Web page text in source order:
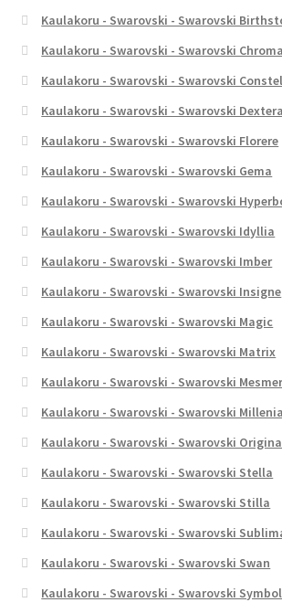
Kaulakoru - Swarovski - Swarovski
Kaulakoru - Swarovski - Swarovski Chroma
Kaulakoru - Swarovski - Swarovski
Kaulakoru - Swarovski - Swarovski Dextera
Kaulakoru - Swarovski - Swarovski Florere
Kaulakoru - Swarovski - Swarovski Gema
Kaulakoru - Swarovski - Swarovski
Kaulakoru - Swarovski - Swarovski Idyllia
Kaulakoru - Swarovski - Swarovski Imber
Kaulakoru - Swarovski - Swarovski Insigne
Kaulakoru - Swarovski - Swarovski Magic
Kaulakoru - Swarovski - Swarovski Matrix
Kaulakoru - Swarovski - Swarovski
Kaulakoru - Swarovski - Swarovski Millenia
Kaulakoru - Swarovski - Swarovski
Kaulakoru - Swarovski - Swarovski Stella
Kaulakoru - Swarovski - Swarovski Stilla
Kaulakoru - Swarovski - Swarovski
Kaulakoru - Swarovski - Swarovski Swan
Kaulakoru - Swarovski - Swarovski